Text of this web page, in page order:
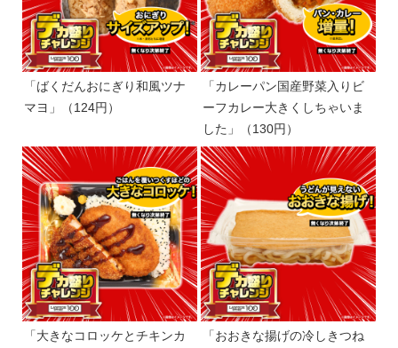
「ばくだんおにぎり和風ツナ
マヨ」（124円）
「カレーパン国産野菜入りビ
ーフカレー大きくしちゃいま
した」（130円）
「大きなコロッケとチキンカ
「おおきな揚げの冷しきつね